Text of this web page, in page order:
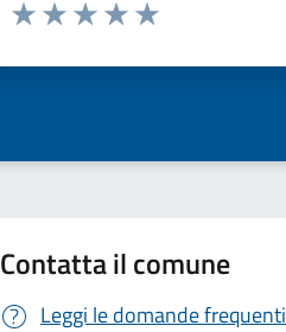
Contatta il comune
Leggi le domande frequenti